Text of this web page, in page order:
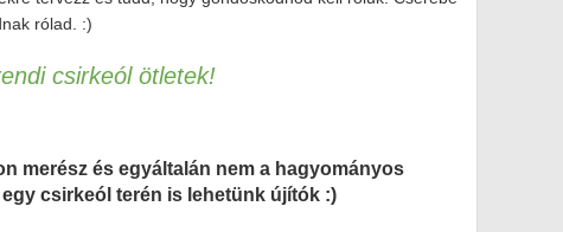
rólad. :)
csirkeól ötletek!
merész és egyáltalán nem a hagyományos
csirkeól terén is lehetünk újítók :)